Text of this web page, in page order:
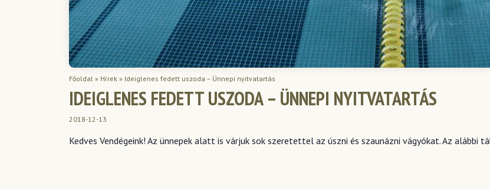
Főoldal » Hírek » Ideiglenes fedett uszoda – Ünnepi nyitvatartás
IDEIGLENES FEDETT USZODA – ÜNNEPI NYITVATARTÁS
2018-12-13
Kedves Vendégeink! Az ünnepek alatt is várjuk sok szeretettel az úszni és szaunázni vágyókat. Az